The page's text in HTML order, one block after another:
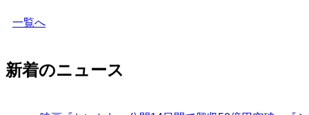
一覧へ
新着のニュース